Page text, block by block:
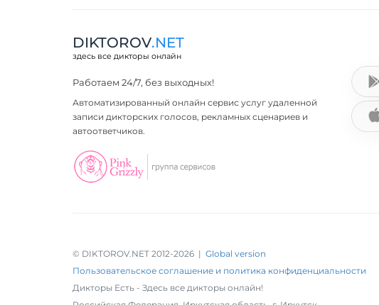
DIKTOROV.NET
здесь все дикторы онлайн
Работаем 24/7, без выходных!
Автоматизированный онлайн сервис услуг удаленной
записи дикторских голосов, рекламных сценариев и
автоответчиков.
© DIKTOROV.NET 2012-2026 | Global version
Пользовательское соглашение и политика конфиденциальности
Дикторы Есть - Здесь все дикторы онлайн!